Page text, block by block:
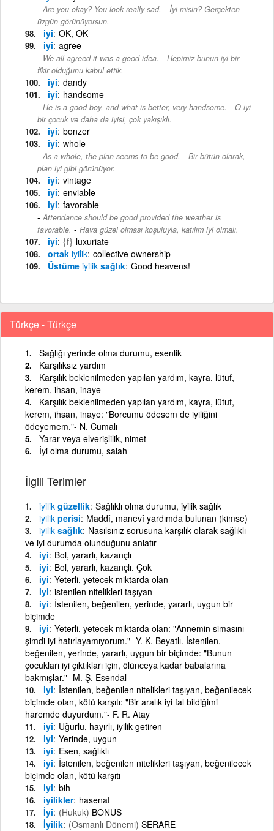
Are you okay? You look really sad. - İyi misin? Gerçekten
üzgün görünüyorsun.
iyi OK, OK
iyi agree
We all agreed it was a good idea. - Hepimiz bunun iyi bir
fikir olduğunu kabul ettik.
iyi dandy
iyi handsome
He is a good boy, and what is better, very handsome. - O iyi
bir çocuk ve daha da iyisi, çok yakışıklı.
iyi bonzer
iyi whole
As a whole, the plan seems to be good. - Bir bütün olarak,
plan iyi gibi görünüyor.
iyi vintage
iyi enviable
iyi favorable
Attendance should be good provided the weather is
favorable. - Hava güzel olması koşuluyla, katılım iyi olmalı.
iyi {f} luxuriate
ortak iyilik collective ownership
Üstüme iyilik sağlık Good heavens!
Türkçe - Türkçe
Sağlığı yerinde olma durumu, esenlik
Karşılıksız yardım
Karşılık beklenilmeden yapılan yardım, kayra, lütuf,
kerem, ihsan, inaye
Karşılık beklenilmeden yapılan yardım, kayra, lütuf,
kerem, ihsan, inaye: "Borcumu ödesem de iyiliğini
ödeyemem."- N. Cumalı
Yarar veya elverişlilik, nimet
İyi olma durumu, salah
İlgili Terimler
iyilik güzellik Sağlıklı olma durumu, iyilik sağlık
iyilik perisi Maddî, manevî yardımda bulunan (kimse)
iyilik sağlık Nasılsınız sorusuna karşılık olarak sağlıklı
ve iyi durumda olunduğunu anlatır
iyi Bol, yararlı, kazançlı
iyi Bol, yararlı, kazançlı. Çok
iyi Yeterli, yetecek miktarda olan
iyi istenilen nitelikleri taşıyan
iyi İstenilen, beğenilen, yerinde, yararlı, uygun bir
biçimde
iyi Yeterli, yetecek miktarda olan: "Annemin simasını
şimdi iyi hatırlayamıyorum."- Y. K. Beyatlı. İstenilen,
beğenilen, yerinde, yararlı, uygun bir biçimde: "Bunun
çocukları iyi çıktıkları için, ölünceya kadar babalarına
bakmışlar."- M. Ş. Esendal
iyi İstenilen, beğenilen nitelikleri taşıyan, beğenilecek
biçimde olan, kötü karşıtı: "Bir aralık iyi fal bildiğimi
haremde duyurdum."- F. R. Atay
iyi Uğurlu, hayırlı, iyilik getiren
iyi Yerinde, uygun
iyi Esen, sağlıklı
iyi İstenilen, beğenilen nitelikleri taşıyan, beğenilecek
biçimde olan, kötü karşıtı
iyi bih
iyilikler hasenat
İyi (Hukuk) BONUS
İyilik (Osmanlı Dönemi) SERARE